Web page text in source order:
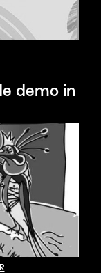
demo in